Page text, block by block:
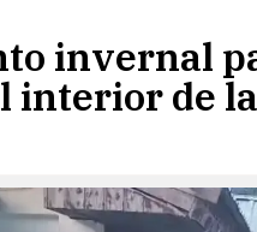
invernal
interior de